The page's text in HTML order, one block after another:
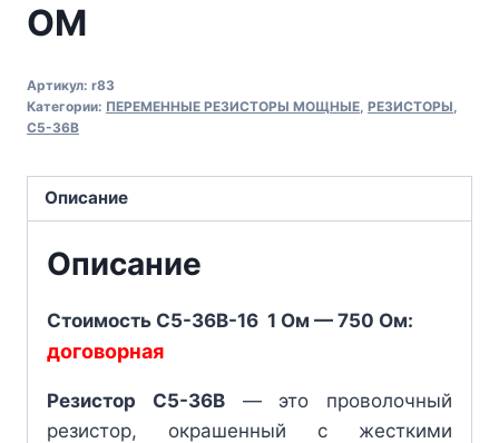
ОМ
Артикул: r83
Категории: ПЕРЕМЕННЫЕ РЕЗИСТОРЫ МОЩНЫЕ РЕЗИСТОРЫ
С5-36В
Описание
Описание
Стоимость C5-36В-16 1 Ом — 750 Ом:
договорная
Резистор С5-36В— это проволочный
резистор, окрашенный с жесткими